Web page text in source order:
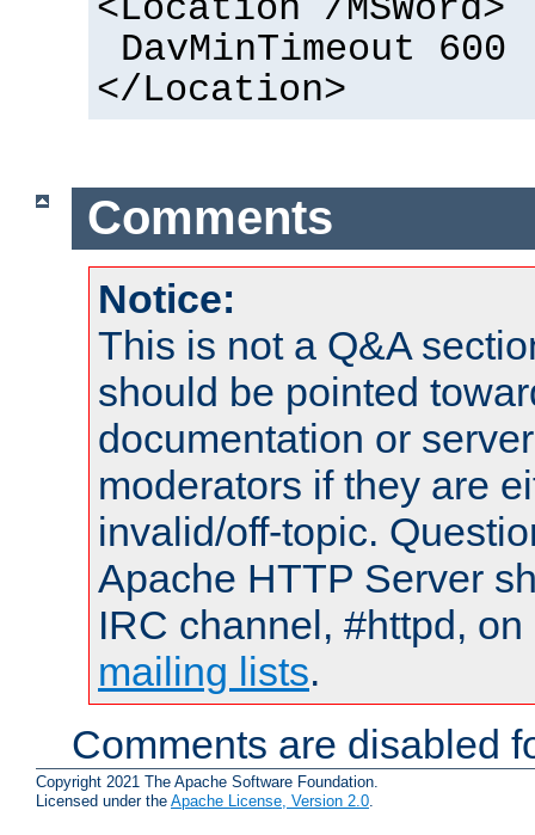
<Location /MSWord>
DavMinTimeout 600
</Location>
Comments
Notice:
This is not a Q&A
should be pointed
documentation or
moderators if they are
invalid/off-topic.
Apache HTTP Server
IRC channel, #httpd,
mailing lists.
Comments are disabled
Copyright 2021 The Apache Software Foundation.
Licensed under the Apache License, Version 2.0